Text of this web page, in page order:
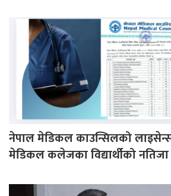
नेपाल मेडिकल काउन्सिलको लाइसेन्स
मेडिकल कलेजका विद्यार्थीको